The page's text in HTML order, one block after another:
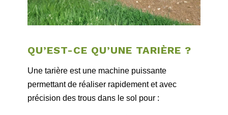
QU’EST-CE QU’UNE TARIÈRE ?
Une tarière est une machine puissante
permettant de réaliser rapidement et avec
précision des trous dans le sol pour :